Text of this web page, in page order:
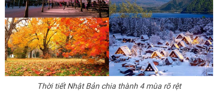
Thời tiết Nhật Bản chia thành 4 mùa rõ rệt